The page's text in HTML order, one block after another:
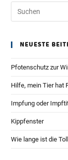
NEUESTE
Pfotenschutz zur
Hilfe, mein Tier hat
Impfung oder
Kippfenster
Wie lange ist die